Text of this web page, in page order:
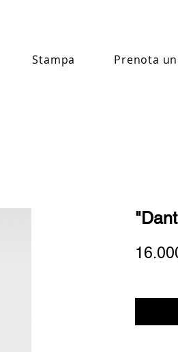
Stampa Prenota